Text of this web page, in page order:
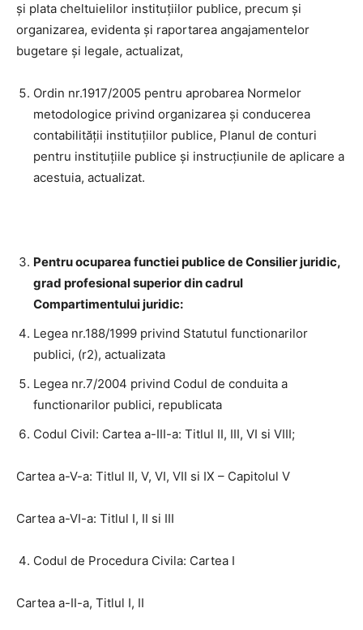
şi plata cheltuielilor instituţiilor publice, precum şi
organizarea, evidenta şi raportarea angajamentelor
bugetare şi legale, actualizat,
Ordin nr.1917/2005 pentru aprobarea Normelor
metodologice privind organizarea şi conducerea
contabilităţii instituţiilor publice, Planul de conturi
pentru instituţiile publice şi instrucţiunile de aplicare a
acestuia, actualizat.
Pentru ocuparea functiei publice de Consilier juridic,
grad profesional superior din cadrul
Compartimentului juridic:
Legea nr.188/1999 privind Statutul functionarilor
publici, (r2), actualizata
Legea nr.7/2004 privind Codul de conduita a
functionarilor publici, republicata
Codul Civil: Cartea a-III-a: Titlul II, III, VI si VIII;
Cartea a-V-a: Titlul II, V, VI, VII si IX – Capitolul V
Cartea a-VI-a: Titlul I, II si III
Codul de Procedura Civila: Cartea I
Cartea a-II-a, Titlul I, II